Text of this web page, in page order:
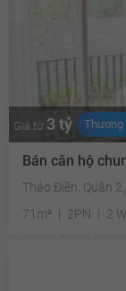
Giá từ 3 tỷ Thương
Bán căn hộ
Thảo Điền, Quận
71m²
2PN 2